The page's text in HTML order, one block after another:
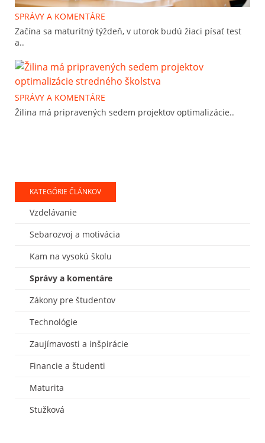
SPRÁVY A KOMENTÁRE
Začína sa maturitný týždeň, v utorok budú žiaci písať test
a..
SPRÁVY A KOMENTÁRE
Žilina má pripravených sedem projektov optimalizácie..
KATEGÓRIE ČLÁNKOV
Vzdelávanie
Sebarozvoj a motivácia
Kam na vysokú školu
Správy a komentáre
Zákony pre študentov
Technológie
Zaujímavosti a inšpirácie
Financie a študenti
Maturita
Stužková